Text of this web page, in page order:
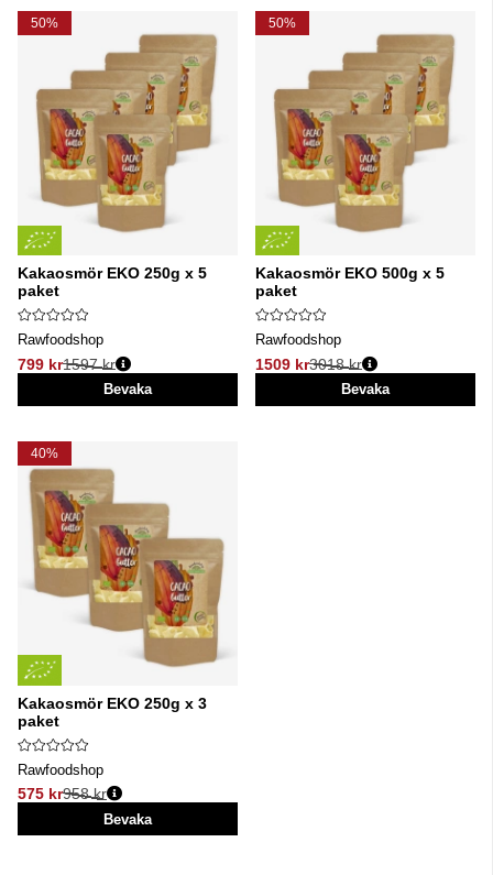
50%
Kakaosmör EKO 250g x 5
paket
Rawfoodshop
799 kr
Ordinarie pris:
1597 kr
Bevaka
50%
Kakaosmör EKO 500g x 5
paket
Rawfoodshop
1509 kr
Ordinarie pris:
3018 kr
Bevaka
40%
Kakaosmör EKO 250g x 3
paket
Rawfoodshop
575 kr
Ordinarie pris:
958 kr
Bevaka